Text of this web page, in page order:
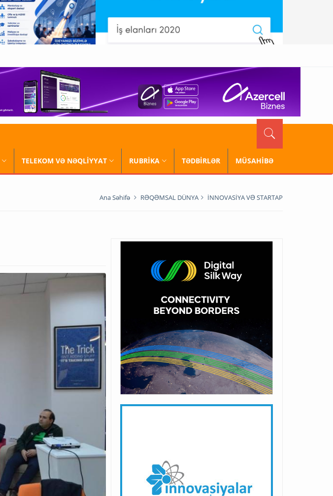
TELEKOM VƏ NƏQLİYYAT RUBRİKA TƏDBİRLƏR MÜSAHİBƏ
Ana Səhifə RƏQƏMSAL DÜNYA İNNOVASİYA VƏ STARTAP